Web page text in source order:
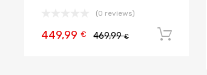
(0 reviews)
469,99€
449,99 €